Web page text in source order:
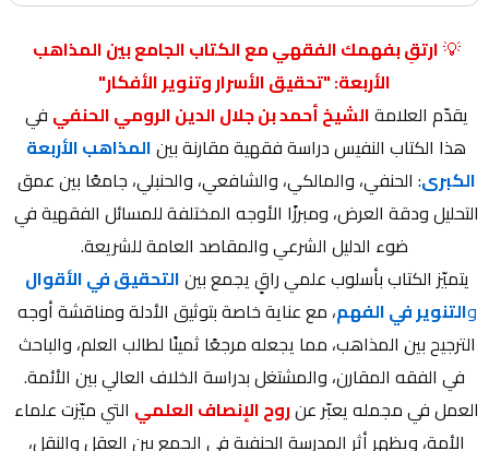
💡
الأربعة: "تحقيق الأسرار وتنوير الأفكار"
يقدّم العلامةالشيخ أحمد بن جلال الدين الرومي الحنفي
هذا الكتاب النفيس دراسة فقهية مقارنة بين
الكبرى
ضوء الدليل الشرعي والمقاصد العامة للشريعة.
يتميّز الكتاب بأسلوب علمي راقٍ يجمع بين التحقيق في الأقوال
والتنوير في الفهم
في الفقه المقارن، والمشتغل بدراسة الخلاف العالي بين الأئمة.
العمل في مجمله يعبّر عنروح الإنصاف العلمي